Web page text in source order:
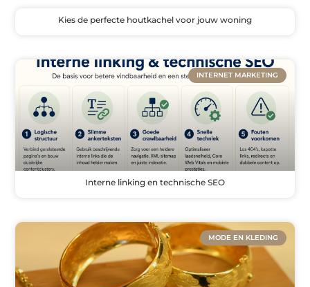
Kies de perfecte houtkachel voor jouw woning
INTERNET MARKETING
Interne linking en technische SEO
MODE EN KLEDING